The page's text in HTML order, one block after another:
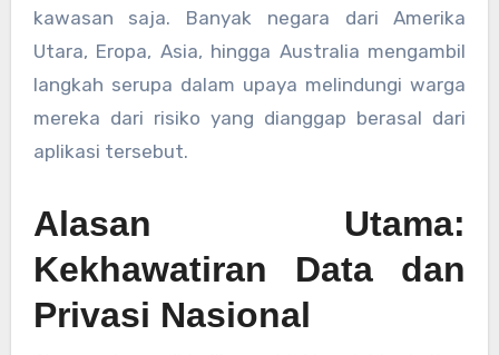
kawasan saja. Banyak negara dari Amerika
Utara, Eropa, Asia, hingga Australia mengambil
langkah serupa dalam upaya melindungi warga
mereka dari risiko yang dianggap berasal dari
aplikasi tersebut.
Alasan Utama:
Kekhawatiran Data dan
Privasi Nasional